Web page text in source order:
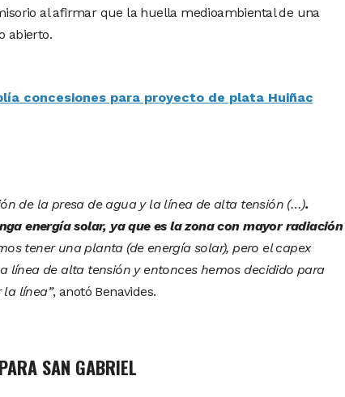
al afirmar que la huella medioambiental de una
abierto.
concesiones para proyecto de plata Huiñac
de la presa de agua y la línea de alta tensión (…).
energía solar, ya que es la zona con mayor radiación
tener una planta (de energía solar), pero el capex
línea de alta tensión y entonces hemos decidido para
la línea”, anotó Benavides.
SAN GABRIEL